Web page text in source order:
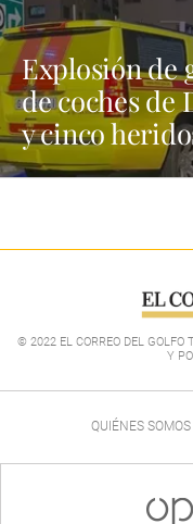
Explosión de
de coches de
y cinco
© 2022 EL CORREO DEL GOLFO
Y
QUIÉNES SOMOS